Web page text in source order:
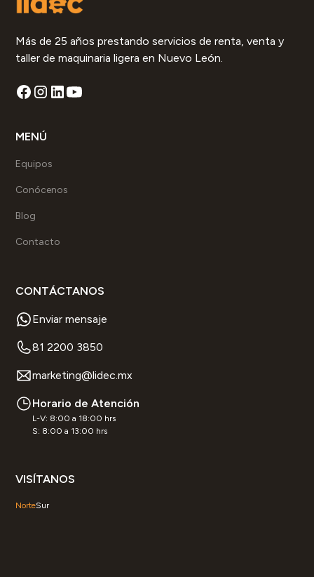
Más de 25 años prestando servicios de renta, venta y
taller de maquinaria ligera en Nuevo León.
MENÚ
Equipos
Conócenos
Blog
Contacto
CONTÁCTANOS
Enviar mensaje
81 2200 3850
marketing@lidec.mx
Horario de Atención
L-V: 8:00 a 18:00 hrs
S: 8:00 a 13:00 hrs
VISÍTANOS
NorteSur